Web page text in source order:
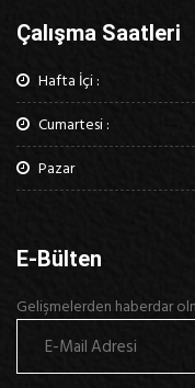
Çalışma Saatleri
Hafta İçi :
Cumartesi :
Pazar
E-Bülten
Gelişmelerden haberdar